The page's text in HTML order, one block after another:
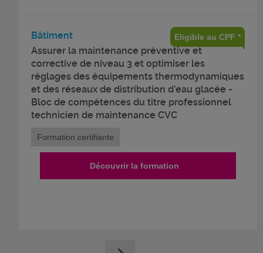
Bâtiment
Assurer la maintenance préventive et
corrective de niveau 3 et optimiser les
réglages des équipements thermodynamiques
et des réseaux de distribution d’eau glacée -
Bloc de compétences du titre professionnel
technicien de maintenance CVC
Eligible au CPF *
Formation certifiante
Découvrir la formation